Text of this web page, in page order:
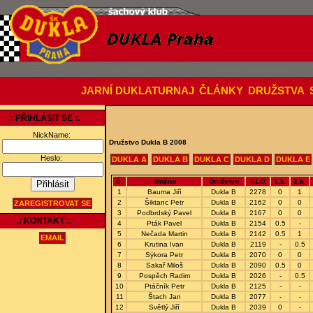
JARNÍ DUKLATURNAJ ČLÁNKY DRUŽSTVA
.: PŘIHLÁSIT SE :.
NickName:
Heslo:
ZAREGISTROVAT SE
.: KONTAKT :.
EMAIL
Družstvo Dukla B 2008
DUKLA A DUKLA B DUKLA C DUKLA D DUKLA E
Š. Jméno Družstvo ELO 1.k.
2.k.
1
Bauma Jiří Dukla B 2278 0
1
2
Šiktanc Petr Dukla B 2162 0
0
3
Podbrdský Pavel Dukla B 2167 0
0
4
Pták Pavel Dukla B 2154 0.5
-
5
Nečada Martin Dukla B 2142 0.5
1
6
Krutina Ivan Dukla B 2119 -
0.5
7
Sýkora Petr Dukla B 2070 0
0
8
Sakař Miloš Dukla B 2090 0.5
0
9
Pospěch Radim Dukla B 2026 -
0.5
10
Ptáčník Petr Dukla B 2125 -
-
11
Štach Jan Dukla B 2077 -
-
12
Světlý Jiří Dukla B 2039 0 -